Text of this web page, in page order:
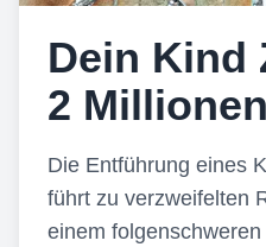
Dein Kind
2 Millionen
Die Entführung eines
führt zu verzweifelten
einem